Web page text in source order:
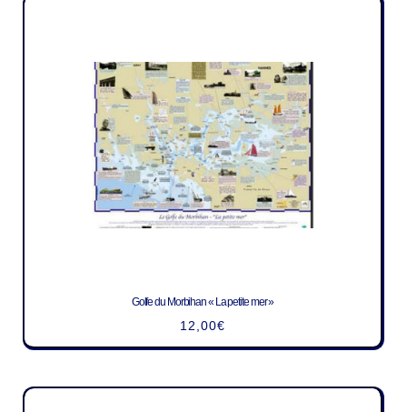
Golfe du Morbihan « La petite mer »
12,00€